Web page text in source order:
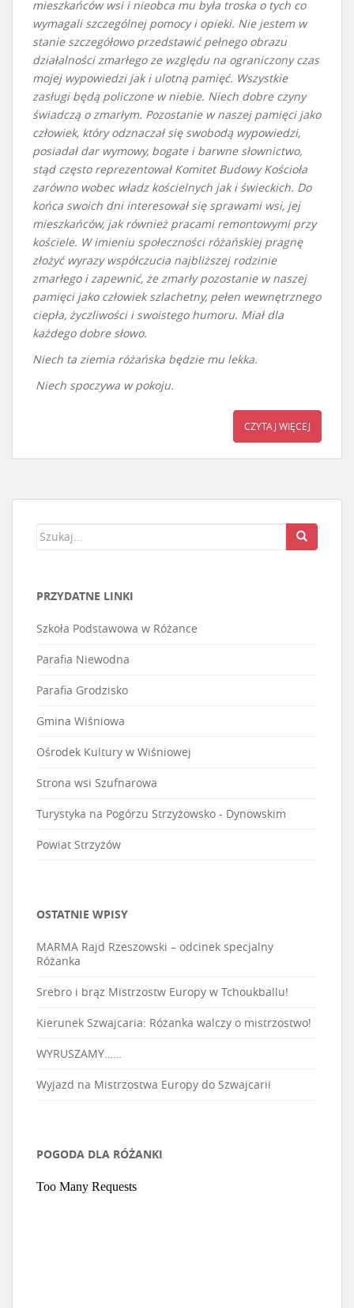
mieszkańców wsi i nieobca mu była troska o tych co
wymagali szczególnej pomocy i opieki. Nie jestem w
stanie szczegółowo przedstawić pełnego obrazu
działalności zmarłego ze względu na ograniczony czas
mojej wypowiedzi jak i ulotną pamięć. Wszystkie
zasługi będą policzone w niebie. Niech dobre czyny
świadczą o zmarłym. Pozostanie w naszej pamięci jako
człowiek, który odznaczał się swobodą wypowiedzi,
posiadał dar wymowy, bogate i barwne słownictwo,
stąd często reprezentował Komitet Budowy Kościoła
zarówno wobec władz kościelnych jak i świeckich. Do
końca swoich dni interesował się sprawami wsi, jej
mieszkańców, jak również pracami remontowymi przy
kościele. W imieniu społeczności różańskiej pragnę
złożyć wyrazy współczucia najbliższej rodzinie
zmarłego i zapewnić, że zmarły pozostanie w naszej
pamięci jako człowiek szlachetny, pełen wewnętrznego
ciepła, życzliwości i swoistego humoru. Miał dla
każdego dobre słowo.
Niech ta ziemia różańska będzie mu lekka.
Niech spoczywa w pokoju.
CZYTAJ WIĘCEJ
PRZYDATNE LINKI
Szkoła Podstawowa w Różance
Parafia Niewodna
Parafia Grodzisko
Gmina Wiśniowa
Ośrodek Kultury w Wiśniowej
Strona wsi Szufnarowa
Turystyka na Pogórzu Strzyżowsko - Dynowskim
Powiat Strzyżów
OSTATNIE WPISY
MARMA Rajd Rzeszowski – odcinek specjalny
Różanka
Srebro i brąz Mistrzostw Europy w Tchoukballu!
Kierunek Szwajcaria: Różanka walczy o mistrzostwo!
WYRUSZAMY……
Wyjazd na Mistrzostwa Europy do Szwajcarii
POGODA DLA RÓŻANKI